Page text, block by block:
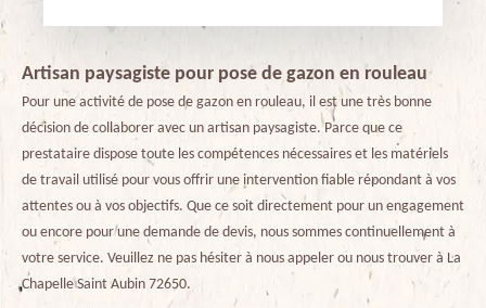
Artisan paysagiste pour pose de gazon en rouleau
Pour une activité de pose de gazon en rouleau, il est une très bonne
décision de collaborer avec un artisan paysagiste. Parce que ce
prestataire dispose toute les compétences nécessaires et les matériels
de travail utilisé pour vous offrir une intervention fiable répondant à vos
attentes ou à vos objectifs. Que ce soit directement pour un engagement
ou encore pour une demande de devis, nous sommes continuellement à
votre service. Veuillez ne pas hésiter à nous appeler ou nous trouver à La
Chapelle Saint Aubin 72650.